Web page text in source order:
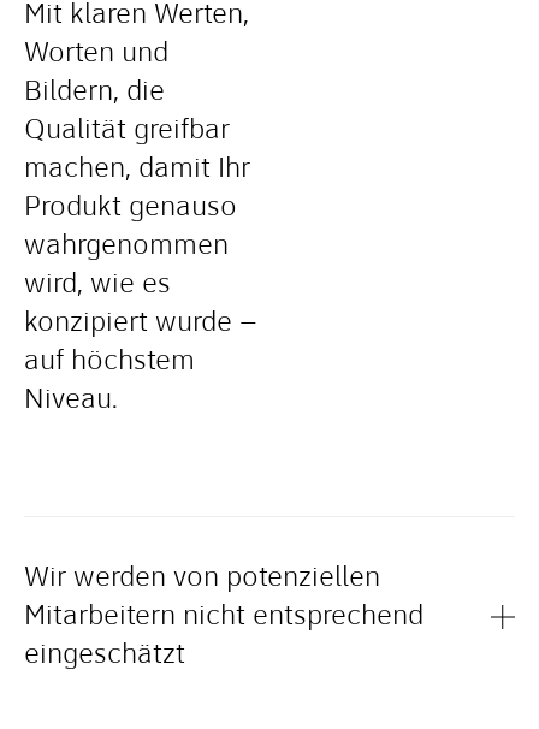
Mit klaren Werten,
Worten und
Bildern, die
Qualität greifbar
machen, damit Ihr
Produkt genauso
wahrgenommen
wird, wie es
konzipiert wurde –
auf höchstem
Niveau.
Wir werden von potenziellen
Mitarbeitern nicht entsprechend
eingeschätzt